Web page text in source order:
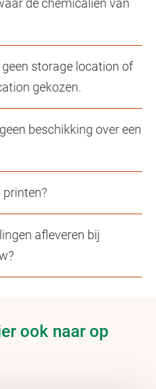
de chemicaliën van
storage location of
gekozen.
beschikking over een
printen?
afleveren bij
ook naar op